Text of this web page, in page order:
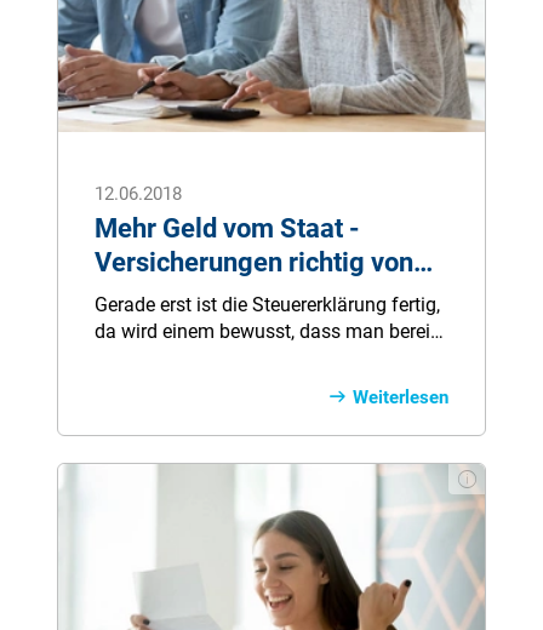
12.06.2018
Mehr Geld vom Staat -
Versicherungen richtig von
der Steuer absetzen
Gerade erst ist die Steuererklärung fertig,
da wird einem bewusst, dass man bereits
sammelt. Belege für dies und das und die
Versicherung. Versicherung? Ja, einiges
an Versicherungen kann als
Sonderausgabe oder als
eingereicht werden. Aber wie geht es
Weiterlesen